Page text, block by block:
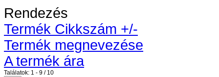
Rendezés
Termék Cikkszám +/-
Termék megnevezése
A termék ára
Találatok: 1 - 9 / 10